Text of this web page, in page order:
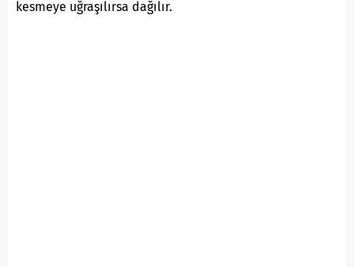
kesmeye uğraşılırsa dağılır.